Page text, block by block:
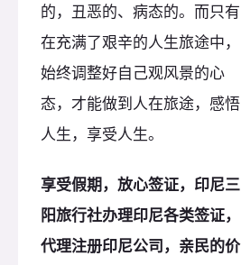
的，丑恶的、病态的。而只有
在充满了艰辛的人生旅途中，
始终调整好自己观风景的心
态，才能做到人在旅途，感悟
人生，享受人生。
享受假期，放心签证，印尼三
阳旅行社办理印尼各类签证，
代理注册印尼公司，亲民的价